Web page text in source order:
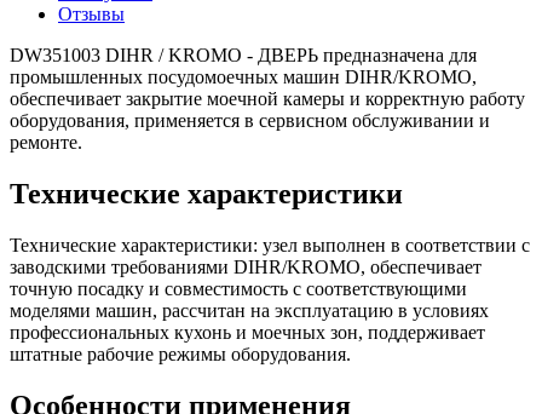
Отзывы
DW351003 DIHR / KROMO - ДВЕРЬ предназначена для
промышленных посудомоечных машин DIHR/KROMO,
обеспечивает закрытие моечной камеры и корректную работу
оборудования, применяется в сервисном обслуживании и
ремонте.
Технические характеристики
Технические характеристики: узел выполнен в соответствии с
заводскими требованиями DIHR/KROMO, обеспечивает
точную посадку и совместимость с соответствующими
моделями машин, рассчитан на эксплуатацию в условиях
профессиональных кухонь и моечных зон, поддерживает
штатные рабочие режимы оборудования.
Особенности применения